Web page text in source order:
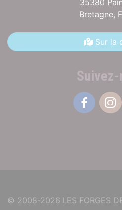
35380
Bretagne,
Sur la
Suivez-
© 2008-2026 LES FORGES